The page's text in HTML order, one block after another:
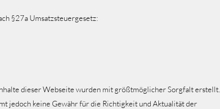
§27a Umsatzsteuergesetz:
dieser Webseite wurden mit größtmöglicher Sorgfalt erstellt.
jedoch keine Gewähr für die Richtigkeit und Aktualität der